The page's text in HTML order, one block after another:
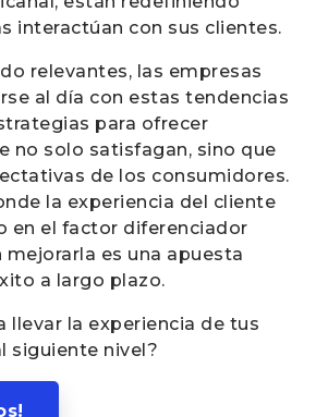
interactúan con sus clientes.
relevantes, las empresas
al día con estas tendencias
para ofrecer
no solo satisfagan, sino que
de los consumidores.
la experiencia del cliente
en el factor diferenciador
mejorarla es una apuesta
a largo plazo.
llevar la experiencia de tus
siguiente nivel?